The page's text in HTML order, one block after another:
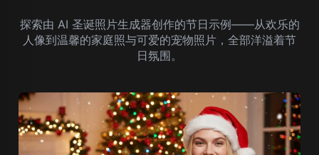
探索由 AI 圣诞照片生成器创作的节日示例——从欢乐的
人像到温馨的家庭照与可爱的宠物照片，全部洋溢着节
日氛围。